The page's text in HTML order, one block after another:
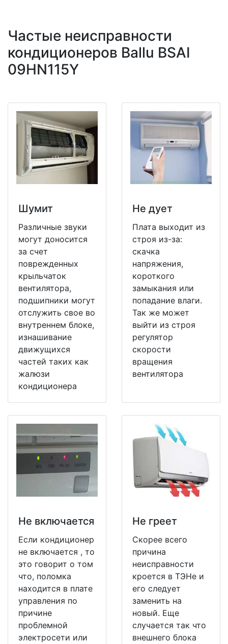
Частые неисправности
кондиционеров Ballu BSAI
09HN115Y
Шумит
Различные звуки
могут доносится
за счет
поврежденных
крыльчаток
вентилятора,
подшипники могут
отслужить свое во
внутреннем блоке,
изнашивание
движущихся
частей таких как
жалюзи
кондиционера
Не дует
Плата выходит из
строя из-за:
скачка
напряжения,
короткого
замыкания или
попадание влаги.
Так же может
выйти из строя
регулятор
скорости
вращения
вентилятора
Не включается
Если кондиционер
не включается , то
это говорит о том
что, поломка
находится в плате
управления по
причине
проблемной
электросети или
Не греет
Скорее всего
причина
неисправности
кроется в ТЭНе и
его следует
заменить на
новый. Еще
случается так что
внешнего блока